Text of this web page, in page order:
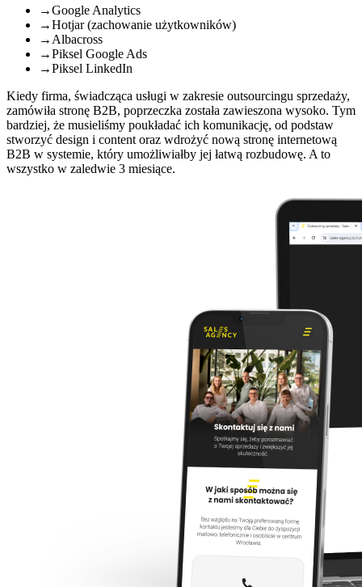
→Google Analytics
→Hotjar (zachowanie użytkowników)
→ Albacross
→Piksel Google Ads
→Piksel LinkedIn
Kiedy firma, świadcząca usługi w zakresie outsourcingu sprzedaży,
zamówiła stronę B2B, poprzeczka została zawieszona wysoko. Tym
bardziej, że musieliśmy poukładać ich komunikację, od podstaw
stworzyć design i content oraz wdrożyć nową stronę internetową
B2B w systemie, który umożliwiałby jej łatwą rozbudowę. A to
wszystko w zaledwie 3 miesiące.